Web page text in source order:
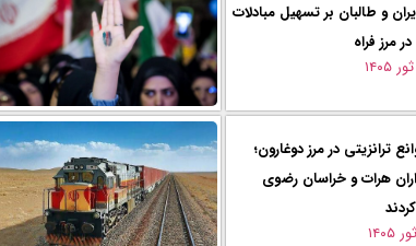
و طالبان بر تسهیل مبادلات
مرز فراه
ترانزیتی در مرز دوغارون؛
هرات و خراسان رضوی